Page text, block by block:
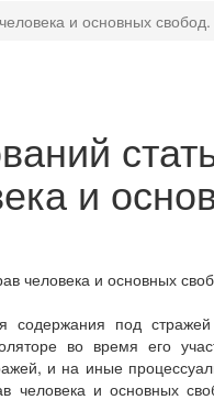
и основных свобод.
и
человека и основных
содержания под
во время его
и на иные
человека и основных